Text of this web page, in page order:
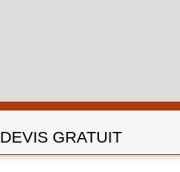
DEVIS GRATUIT